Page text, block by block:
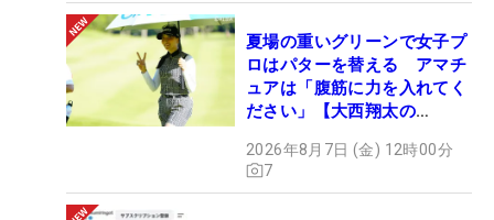
夏場の重いグリーンで女子プ
ロはパターを替える アマチ
ュアは「腹筋に力を入れてく
ださい」【大西翔太の
2026年8月7日 (金) 12時00分
7